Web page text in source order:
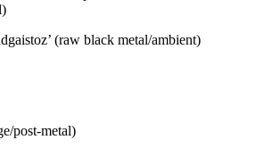
(raw black metal/ambient)
post-metal)